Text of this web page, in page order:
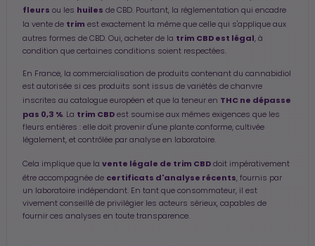
fleurs ou les huiles de CBD. Pourtant, la réglementation qui encadre
la vente de trim est exactement la même que celle qui s'applique aux
autres formes de CBD. Oui, acheter de la trim CBD est légal, à
condition que certaines conditions soient respectées.
En France, la commercialisation de produits contenant du cannabidiol
est autorisée si ces produits sont issus de variétés de chanvre
inscrites au catalogue européen et que la teneur en THC ne dépasse
pas 0,3 %. La trim CBD est soumise aux mêmes exigences que les
fleurs entières : elle doit provenir d'une plante conforme, cultivée
légalement, et contrôlée par analyse en laboratoire.
Cela implique que la vente légale de trim CBD doit impérativement
être accompagnée de certificats d'analyse récents, fournis par
un laboratoire indépendant. En tant que consommateur, il est
vivement conseillé de privilégier les acteurs sérieux, capables de
fournir ces analyses en toute transparence.